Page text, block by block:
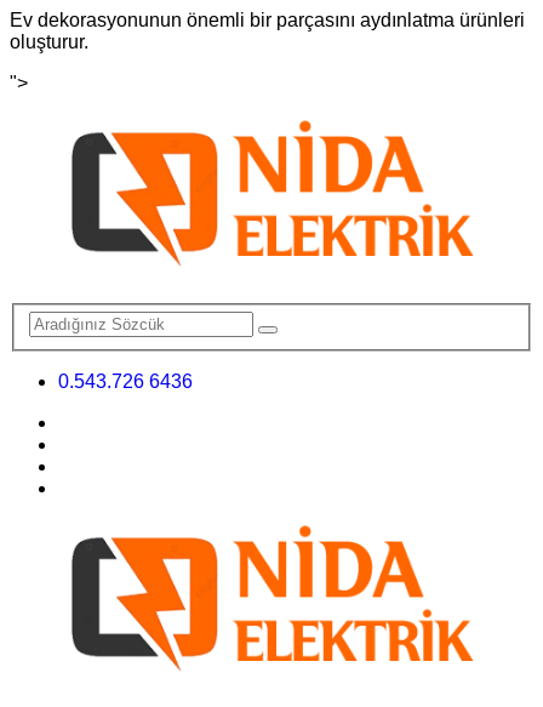
Ev dekorasyonunun önemli bir parçasını aydınlatma ürünleri
oluşturur.
">
0.543.726 6436